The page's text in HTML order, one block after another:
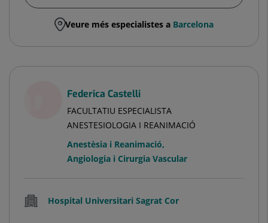
Veure més especialistes a Barcelona
Federica Castelli
FACULTATIU ESPECIALISTA
ANESTESIOLOGIA I REANIMACIÓ
Anestèsia i Reanimació,
Angiologia i Cirurgia Vascular
Hospital Universitari Sagrat Cor